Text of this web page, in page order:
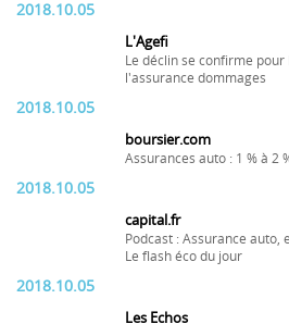
2018.10.05
L'Agefi
Le déclin se confirme
l'assurance dommages
2018.10.05
boursier.com
Assurances auto : 1 % à 2
2018.10.05
capital.fr
Podcast : Assurance auto,
Le flash éco du jour
2018.10.05
Les Echos